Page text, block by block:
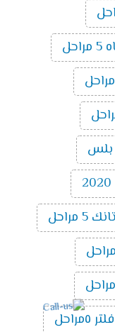
تانك 5 مراحل
فلتر ٥مراحل